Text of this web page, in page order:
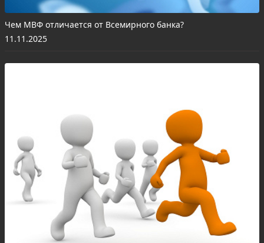
Чем МВФ отличается от Всемирного банка?
11.11.2025